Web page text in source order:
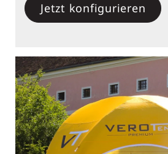
Jetzt konfigurieren